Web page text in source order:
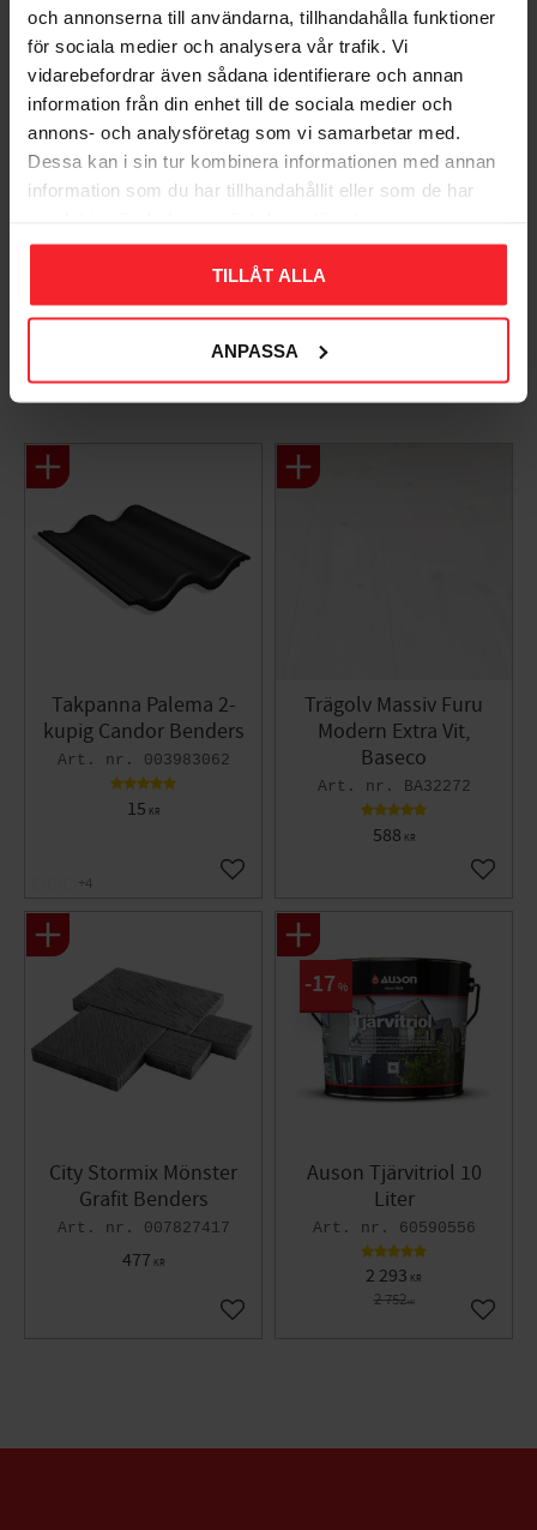
och annonserna till användarna, tillhandahålla funktioner
för sociala medier och analysera vår trafik. Vi
vidarebefordrar även sådana identifierare och annan
information från din enhet till de sociala medier och
annons- och analysföretag som vi samarbetar med.
Dessa kan i sin tur kombinera informationen med annan
information som du har tillhandahållit eller som de har
TILLÅT ALLA
ANPASSA
Du
Populära produkter
Takpanna Palema 2-
kupig Candor Benders
003983062
15 KR
Lägg till i favoriter
+4
Trägolv Massiv Furu
Modern Extra Vit,
Baseco
BA32272
588 KR
Lägg
City Stormix Mönster
Grafit Benders
007827417
477 KR
Lägg till i favoriter
Auson Tjärvitriol 10
Liter
60590556
2 293 KR
2 752KR
17 %
Lägg